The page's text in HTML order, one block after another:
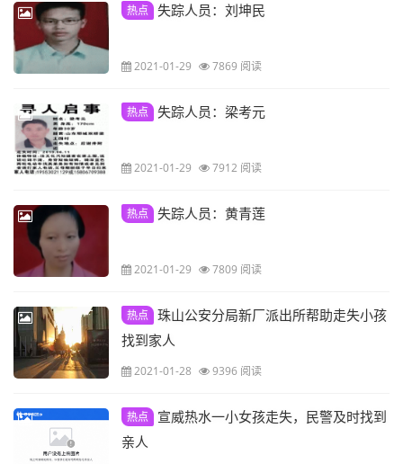
热点 失踪人员：刘坤民
2021-01-29 7869 阅读
热点 失踪人员：梁考元
2021-01-29 7912 阅读
热点 失踪人员：黄青莲
2021-01-29 7809 阅读
热点
珠山公安分局新厂派出所帮助走失小孩
找到家人
2021-01-28 9396 阅读
热点
宣威热水一小女孩走失，民警及时找到
亲人